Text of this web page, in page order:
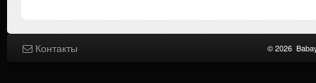
Контакты © 2026